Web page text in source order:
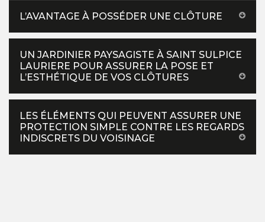
L’AVANTAGE À POSSÉDER UNE CLÔTURE
UN JARDINIER PAYSAGISTE À SAINT SULPICE
LAURIERE POUR ASSURER LA POSE ET
L’ESTHÉTIQUE DE VOS CLÔTURES
LES ÉLÉMENTS QUI PEUVENT ASSURER UNE
PROTECTION SIMPLE CONTRE LES REGARDS
INDISCRETS DU VOISINAGE